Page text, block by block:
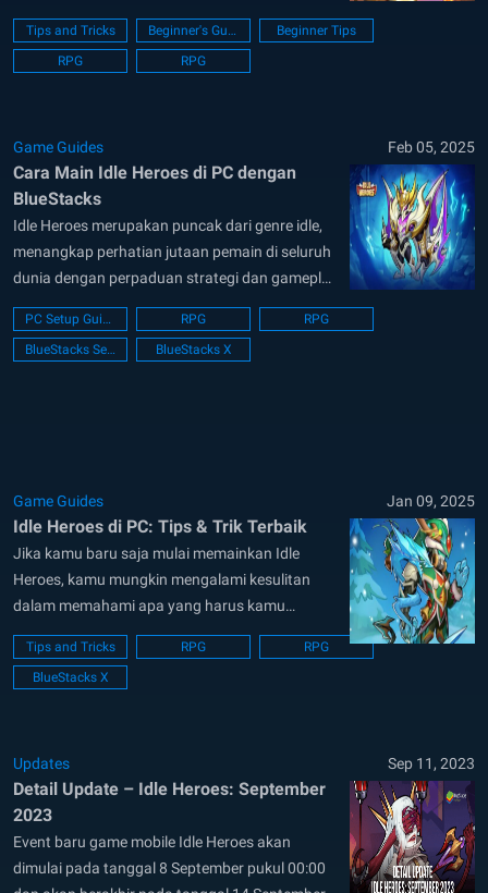
memainkannya di PC dengan BlueStacks,
pemain aplikasi Android terbaik untuk
menikmati game-game mobile favorit kamu di
fitur-fitur keren tetapi juga memberikan hidup
pada dunia magis Idle Heroes...
Tips and Tricks Beginner's Guide
Beginner Tips
RPG
RPG
Game Guides Feb 05, 2025
Cara Main Idle Heroes di PC dengan
BlueStacks
Idle Heroes merupakan puncak dari genre idle,
menangkap perhatian jutaan pemain di seluruh
dunia dengan perpaduan strategi dan gameplay
yang menarik. Dari Sara Forest yang mistis
hingga ke High Heaven yang indah, game ini
mengundang pemain untuk memimpin
PC Setup Guide RPG
RPG
BlueStacks Setup
BlueStacks X
Game Guides Jan 09, 2025
Idle Heroes di PC: Tips & Trik Terbaik
Jika kamu baru saja mulai memainkan Idle
Heroes, kamu mungkin mengalami kesulitan
dalam memahami apa yang harus kamu
lakukan karena begitu banyak opsi di depan
mata. Kemungkinan besar kamu bahkan tidak
tahu tentang beberapa fitur yang sangat
permainan dengan...
Tips and Tricks RPG
RPG
BlueStacks X
Updates Sep 11, 2023
Detail Update – Idle Heroes: September
2023
Event baru game mobile Idle Heroes akan
dimulai pada tanggal 8 September pukul 00:00